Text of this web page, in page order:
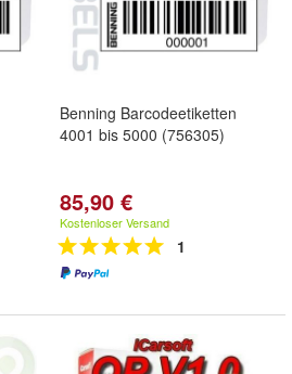
Benning Barcodeetiketten
4001 bis 5000 (756305)
85,90 €
Kostenloser Versand
1